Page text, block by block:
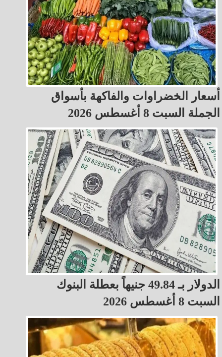
أسعار الخضراوات والفاكهة بأسواق
الجملة السبت 8 أغسطس 2026
الدولار بـ 49.84 جنيهاً بعطلة البنوك
السبت 8 أغسطس 2026